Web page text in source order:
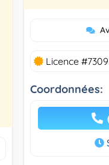
Licence
Coordonnées: